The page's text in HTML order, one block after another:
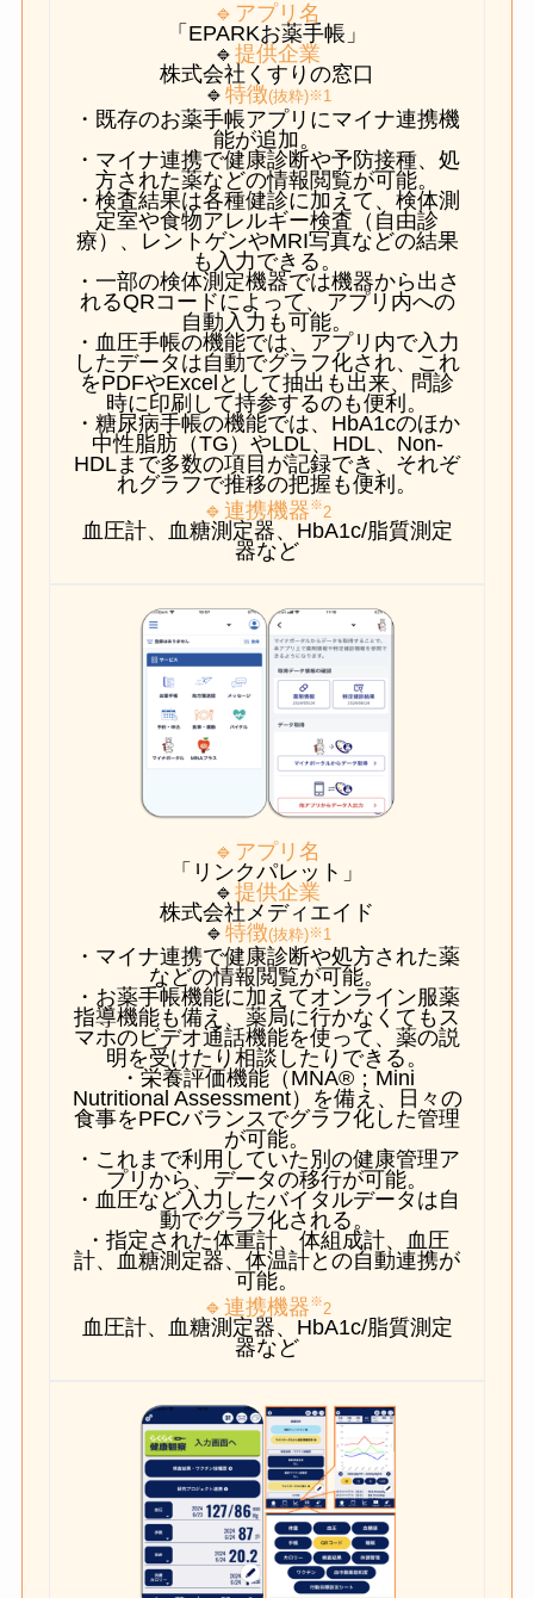
🔹アプリ名
「EPARKお薬手帳」
🔹 提供企業
株式会社くすりの窓口
🔹 特徴(抜粋)※1
・既存のお薬手帳アプリにマイナ連携機
能が追加。
・マイナ連携で健康診断や予防接種、処
方された薬などの情報閲覧が可能。
・検査結果は各種健診に加えて、検体測
定室や食物アレルギー検査（自由診
療）、レントゲンやMRI写真などの結果
も入力できる。
・一部の検体測定機器では機器から出さ
れるQRコードによって、アプリ内への
自動入力も可能。
・血圧手帳の機能では、アプリ内で入力
したデータは自動でグラフ化され、これ
をPDFやExcelとして抽出も出来、問診
時に印刷して持参するのも便利。
・糖尿病手帳の機能では、HbA1cのほか
中性脂肪（TG）やLDL、HDL、Non-
HDLまで多数の項目が記録でき、それぞ
れグラフで推移の把握も便利。
🔹連携機器※2
血圧計、血糖測定器、HbA1c/脂質測定
器など
🔹アプリ名
「リンクパレット」
🔹 提供企業
株式会社メディエイド
🔹 特徴(抜粋)※1
・マイナ連携で健康診断や処方された薬
などの情報閲覧が可能。
・お薬手帳機能に加えてオンライン服薬
指導機能も備え、薬局に行かなくてもス
マホのビデオ通話機能を使って、薬の説
明を受けたり相談したりできる。
・栄養評価機能（MNA®；Mini
Nutritional Assessment）を備え、日々の
食事をPFCバランスでグラフ化した管理
が可能。
・これまで利用していた別の健康管理ア
プリから、データの移行が可能。
・血圧など入力したバイタルデータは自
動でグラフ化される。
・指定された体重計、体組成計、血圧
計、血糖測定器、体温計との自動連携が
可能。
🔹連携機器※2
血圧計、血糖測定器、HbA1c/脂質測定
器など